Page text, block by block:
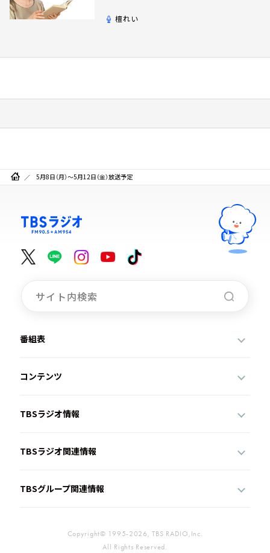
檀れい
5月8日（月）～5月12日（金）放送予定
番組表
コンテンツ
TBSラジオ情報
TBSラジオ関連情報
TBSグループ関連情報
Copyright© 1995-2026, TBS RADIO,Inc.
All Rights Reserved.